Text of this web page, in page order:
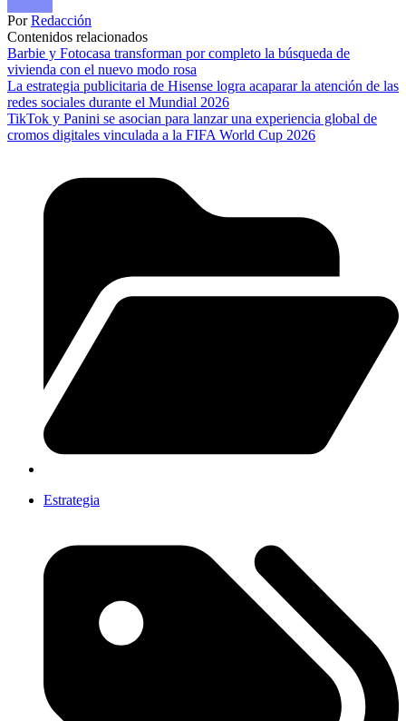
PorRedacción
Contenidos relacionados
Barbie y Fotocasa transforman por completo la búsqueda de
vivienda con el nuevo modo rosa
La estrategia publicitaria de Hisense logra acaparar la atención de las
redes sociales durante el Mundial 2026
TikTok y Panini se asocian para lanzar una experiencia global de
cromos digitales vinculada a la FIFA World Cup 2026
Estrategia